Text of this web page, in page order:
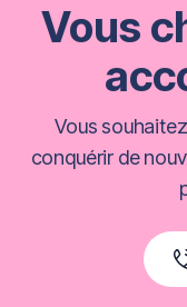
Vous
Vous
conquérir de